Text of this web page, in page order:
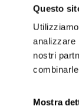
Questo
analizzare
nostri
Mostra
iva